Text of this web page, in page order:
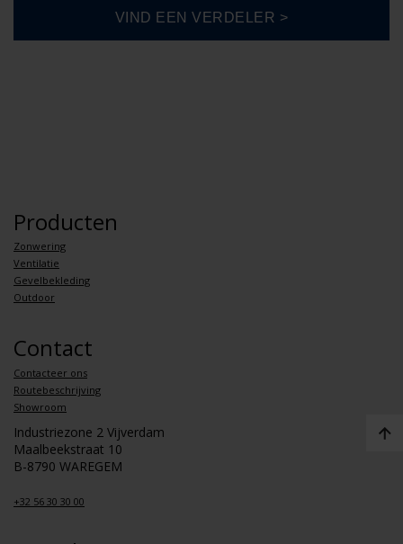
Producten
Zonwering
Ventilatie
Gevelbekleding
Outdoor
Contact
Contacteer ons
Routebeschrijving
Showroom
Industriezone 2 Vijverdam
Maalbeekstraat 10
B-8790 WAREGEM
+32 56 30 30 00